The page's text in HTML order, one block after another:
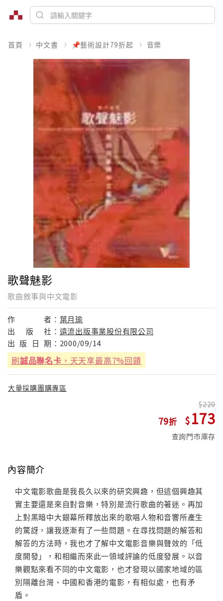
首頁 中文書 📌藝術設計79折起 音樂
歌聲魅影
歌曲敘事與中文電影
作 者： 葉月瑜
出
版 社： 遠流出版事業股份有限公司
出 版 日 期： 2000/09/14
刷誠品聯名卡 ，天天享最高7%回饋
大量採購團購專區
79
220
173
查詢門市庫存
內容簡介
中文電影歌曲是我長久以來的研究興趣，但這個興趣其
實主要還是來自對音樂，特別是流行歌曲的著迷。再加
上對黑暗中大銀幕所釋放出來的歌唱人物和音響所產生
的驚訝，讓我逐漸有了一些問題。在尋找問題的解答和
解答的方法時，我也才了解中文電影音樂與聲效的「低
度開發」，和相繼而來此一領域評論的低度發展。以音
樂觀點來看不同的中文電影，也才發現以國家地域的區
別隔離台灣、中國和香港的電影，有相似處，也有矛
盾。